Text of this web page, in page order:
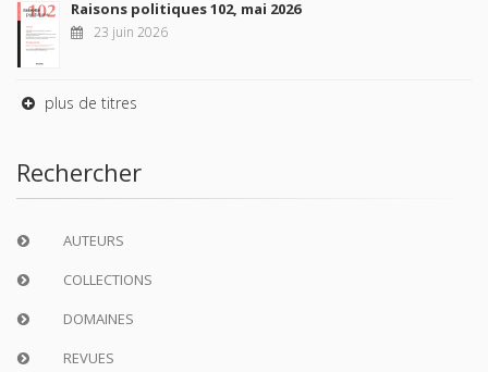
Raisons politiques 102, mai 2026
23 juin 2026
plus de titres
Rechercher
AUTEURS
COLLECTIONS
DOMAINES
REVUES